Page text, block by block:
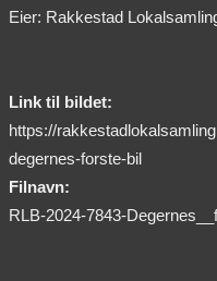
Eier: Rakkestad
Link til bildet:
https://
degernes-forste-bil
Filnavn:
RLB-2024-7843-